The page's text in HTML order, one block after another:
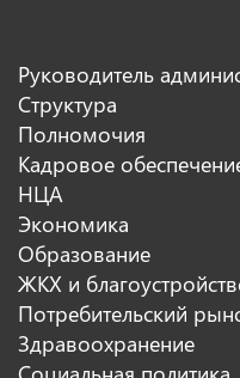
Руководитель
Структура
Полномочия
Кадровое
НЦА
Экономика
Образование
ЖКХ и
Потребительский
Здравоохранение